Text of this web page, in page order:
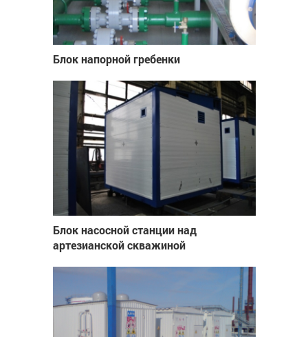
Блок напорной гребенки
Блок насосной станции над
артезианской скважиной